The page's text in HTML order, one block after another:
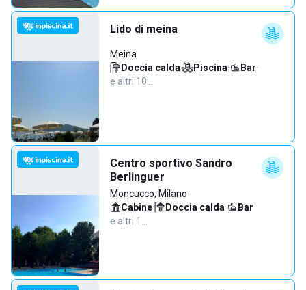
Lido di meina
Meina
Doccia calda· Piscina· Bar·
e altri 10…
Centro sportivo Sandro
Berlinguer
Moncucco, Milano
Cabine· Doccia calda· Bar·
e altri 1…